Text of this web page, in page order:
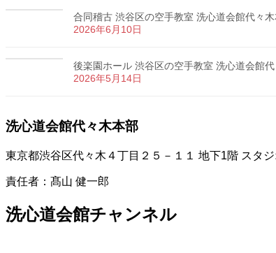
合同稽古 渋谷区の空手教室 洗心道会館代々
2026年6月10日
後楽園ホール 渋谷区の空手教室 洗心道会館
2026年5月14日
洗心道会館代々木本部
東京都渋谷区代々木４丁目２５－１１ 地下1階 スタジ
責任者：髙山 健一郎
洗心道会館チャンネル